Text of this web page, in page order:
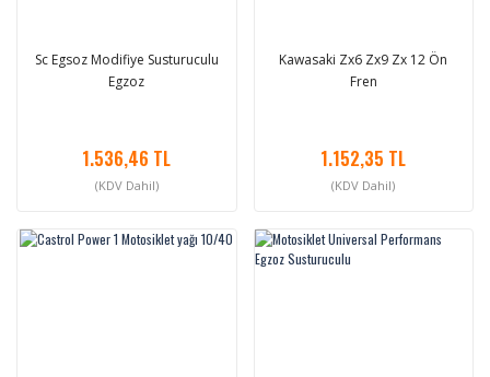
Sc Egsoz Modifiye Susturuculu
Egzoz
1.536,46 TL
(KDV Dahil)
Kawasaki Zx6 Zx9 Zx 12 Ön
Fren
1.152,35 TL
(KDV Dahil)